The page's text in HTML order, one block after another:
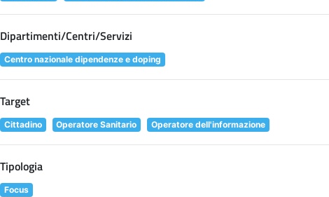
Dipartimenti/Centri/Servizi
Centro nazionale dipendenze e doping
Target
Cittadino Operatore Sanitario Operatore dell'informazione
Tipologia
Focus